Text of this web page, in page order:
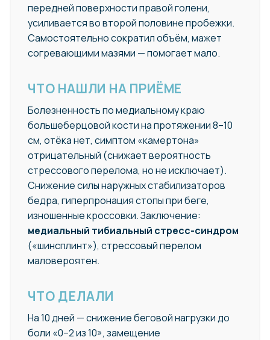
передней поверхности правой голени,
усиливается во второй половине пробежки.
Самостоятельно сократил объём, мажет
согревающими мазями — помогает мало.
ЧТО НАШЛИ НА ПРИЁМЕ
Болезненность по медиальному краю
большеберцовой кости на протяжении 8–10
см, отёка нет, симптом «камертона»
отрицательный (снижает вероятность
стрессового перелома, но не исключает).
Снижение силы наружных стабилизаторов
бедра, гиперпронация стопы при беге,
изношенные кроссовки. Заключение:
медиальный тибиальный стресс-синдром
(«шинсплинт»), стрессовый перелом
маловероятен.
ЧТО ДЕЛАЛИ
На 10 дней — снижение беговой нагрузки до
боли «0–2 из 10», замещение